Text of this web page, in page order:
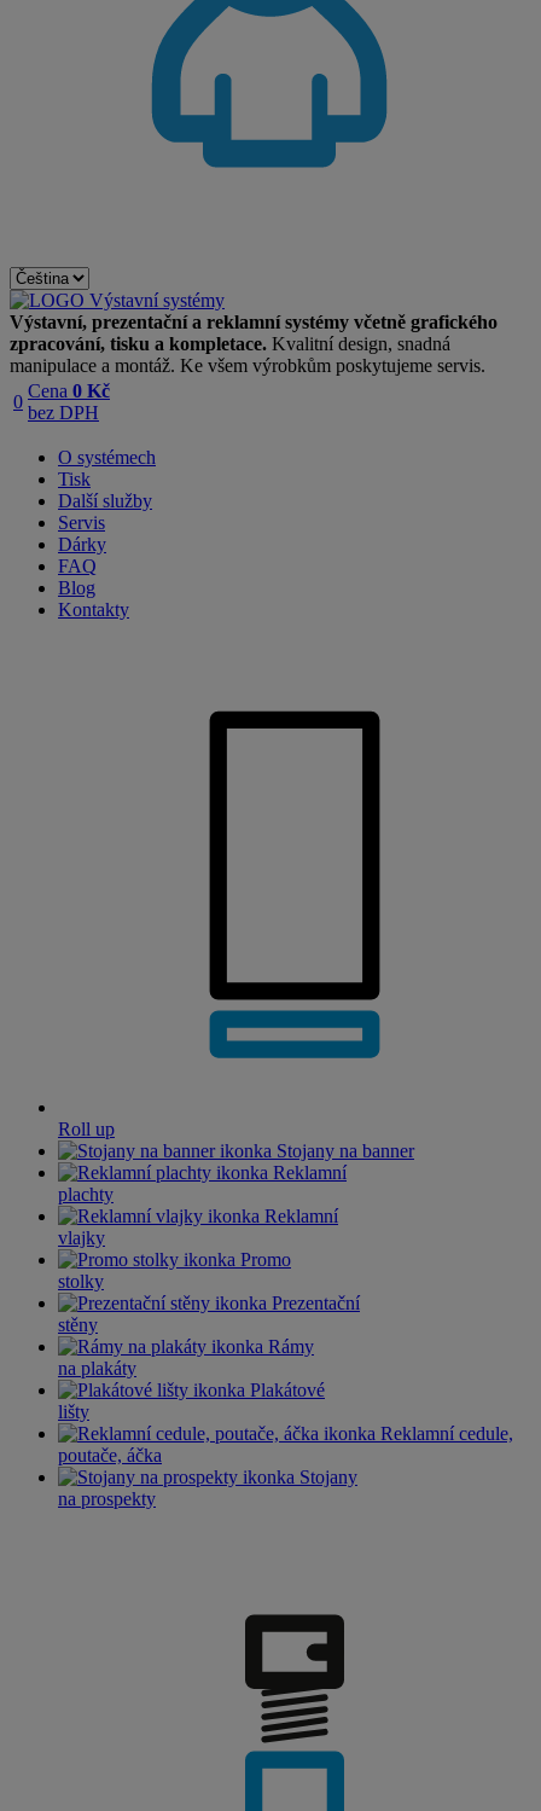
Výstavní, prezentační a reklamní systémy včetně grafického
zpracování, tisku a kompletace. Kvalitní design, snadná
manipulace a montáž. Ke všem výrobkům poskytujeme servis.
0
Cena 0 Kč
bez DPH
O systémech
Tisk
Další služby
Servis
Dárky
FAQ
Blog
Kontakty
Roll up
Stojany na banner
Reklamní
plachty
Reklamní
vlajky
Promo
stolky
Prezentační
stěny
Rámy
na plakáty
Plakátové
lišty
Reklamní cedule,
poutače, áčka
Stojany
na prospekty